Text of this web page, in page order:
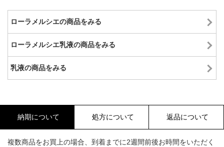
ローラメルシエの商品をみる
ローラメルシエ乳液の商品をみる
乳液の商品をみる
納期について 処方について 返品について
複数商品をお買上の場合、到着までに2週間前後お時間をいただく